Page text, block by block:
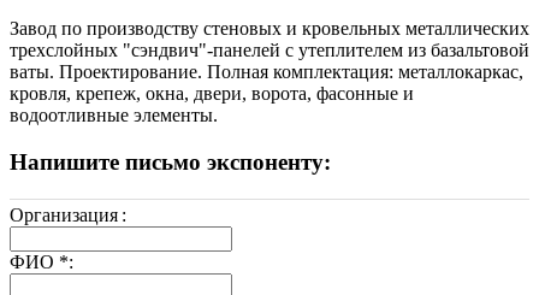
Завод по производству стеновых и кровельных металлических
трехслойных "сэндвич"-панелей с утеплителем из базальтовой
ваты. Проектирование. Полная комплектация: металлокаркас,
кровля, крепеж, окна, двери, ворота, фасонные и
водоотливные элементы.
Напишите письмо экспоненту:
Организация :
ФИО *: